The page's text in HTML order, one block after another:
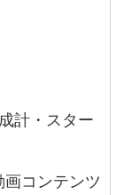
計・スター
コンテンツ